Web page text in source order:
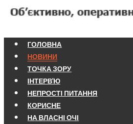
ГОЛОВНА
НОВИНИ
ТОЧКА ЗОРУ
ІНТЕРВ'Ю
НЕПРОСТІ ПИТАННЯ
КОРИСНЕ
НА ВЛАСНІ ОЧІ